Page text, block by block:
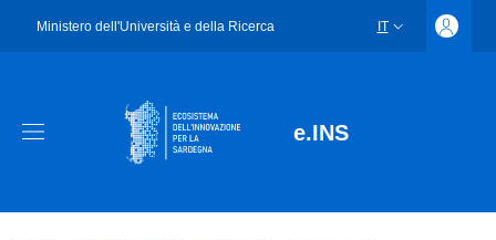
Ministero dell'Università e della Ricerca
SELETTORE
IT
e.INS